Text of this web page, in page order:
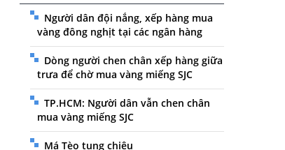
Người dân đội nắng, xếp hàng mua
vàng đông nghịt tại các ngân hàng
Dòng người chen chân xếp hàng giữa
trưa để chờ mua vàng miếng SJC
TP.HCM: Người dân vẫn chen chân
mua vàng miếng SJC
Má Tèo tung chiêu